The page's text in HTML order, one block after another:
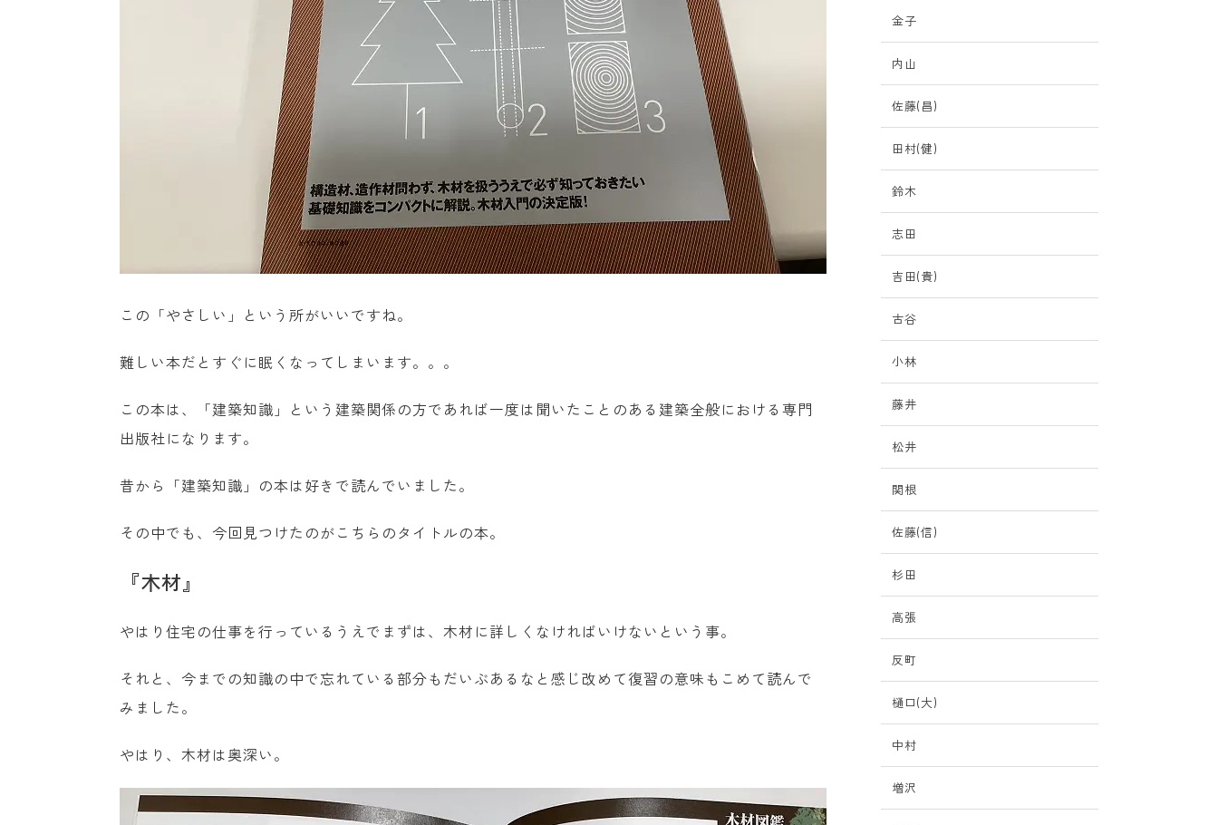
この「やさしい」という所がいいですね。
難しい本だとすぐに眠くなってしまいます。。。
この本は、「建築知識」という建築関係の方であれば一度は聞いたことのある建築全般における専門
出版社になります。
昔から「建築知識」の本は好きで読んでいました。
その中でも、今回見つけたのがこちらのタイトルの本。
『木材』
やはり住宅の仕事を行っているうえでまずは、木材に詳しくなければいけないという事。
それと、今までの知識の中で忘れている部分もだいぶあるなと感じ改めて復習の意味もこめて読んで
みました。
やはり、木材は奥深い。
金子
内山
佐藤(昌)
田村(健)
鈴木
志田
吉田(貴)
古谷
小林
藤井
松井
関根
佐藤(信)
杉田
高張
反町
樋口(大)
中村
増沢